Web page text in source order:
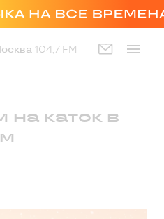
104,7 FM
каток в